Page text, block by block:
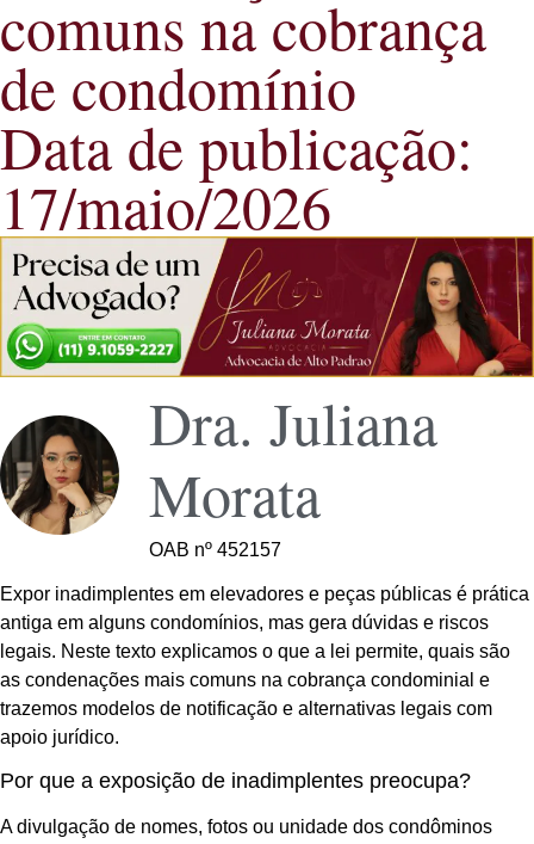
comuns na cobrança
de condomínio
Data de publicação:
17/maio/2026
Dra. Juliana
Morata
OAB nº 452157
Expor inadimplentes em elevadores e peças públicas é prática
antiga em alguns condomínios, mas gera dúvidas e riscos
legais. Neste texto explicamos o que a lei permite, quais são
as condenações mais comuns na cobrança condominial e
trazemos modelos de notificação e alternativas legais com
apoio jurídico.
Por que a exposição de inadimplentes preocupa?
A divulgação de nomes, fotos ou unidade dos condôminos